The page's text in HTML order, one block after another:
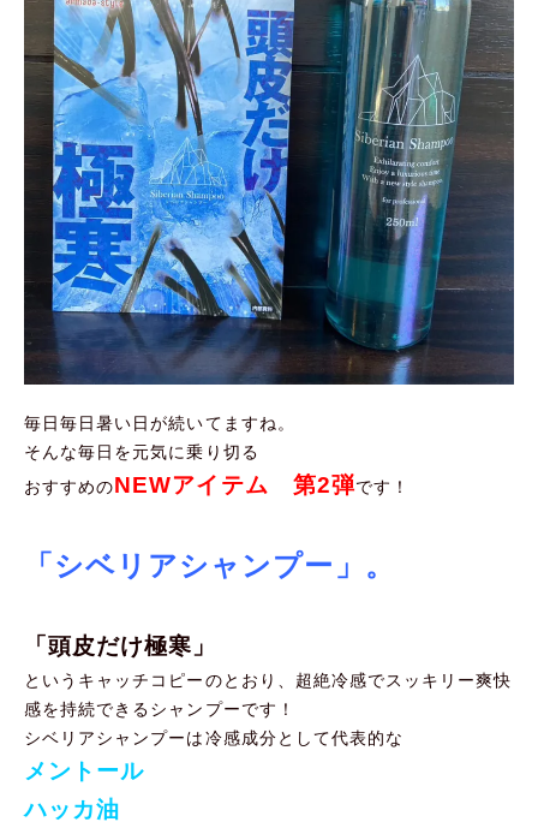
毎日毎日暑い日が続いてますね。
そんな毎日を元気に乗り切る
おすすめのNEWアイテム 第2弾です！
「シベリアシャンプー」。
「頭皮だけ極寒」
というキャッチコピーのとおり、超絶冷感でスッキリー爽快
感を持続できるシャンプーです！
シベリアシャンプーは冷感成分として代表的な
メントール
ハッカ油